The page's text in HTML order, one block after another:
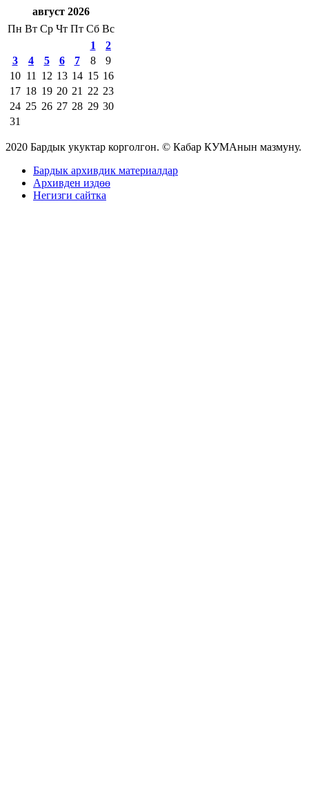
август 2026
Пн Вт Ср Чт Пт Сб Вс
1
2
3
4 5 6 7 8
9
10 11 12 13 14 15 16
17 18 19 20 21 22 23
24 25 26 27 28 29 30
31
2020 Бардык укуктар корголгон. © Кабар КУМАнын мазмуну.
Бардык архивдик материалдар
Архивден издөө
Негизги сайтка